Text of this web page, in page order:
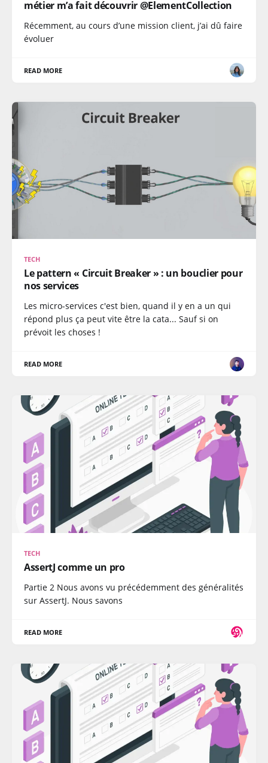
métier m’a fait découvrir @ElementCollection
Récemment, au cours d’une mission client, j’ai dû faire
évoluer
READ MORE
TECH
Le pattern « Circuit Breaker » : un bouclier pour
nos services
Les micro-services c'est bien, quand il y en a un qui
répond plus ça peut vite être la cata... Sauf si on
prévoit les choses !
READ MORE
TECH
AssertJ comme un pro
Partie 2 Nous avons vu précédemment des généralités
sur AssertJ. Nous savons
READ MORE